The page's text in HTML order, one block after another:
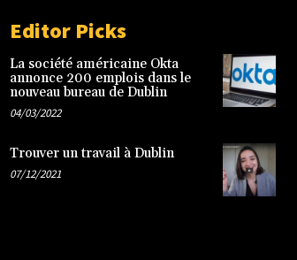
Editor Picks
La société américaine Okta
annonce 200 emplois dans le
nouveau bureau de Dublin
04/03/2022
Trouver un travail à Dublin
07/12/2021